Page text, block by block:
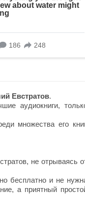
Евстратов.
аудиокниги,
множества его
не отрываясь
бесплатно и не
а приятный